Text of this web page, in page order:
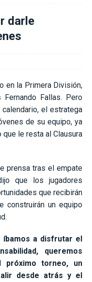
darle
en la Primera División,
Fallas. Pero
el estratega
de su equipo, ya
le resta al Clausura
prensa tras el empate
que los jugadores
que recibirán
construirán un equipo
íbamos a disfrutar el
queremos
próximo torneo, un
desde atrás y el